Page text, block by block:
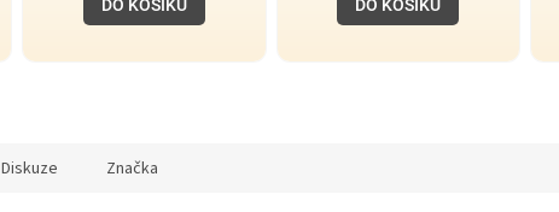
DO KOŠÍKU DO KOŠÍKU
Diskuze Značka